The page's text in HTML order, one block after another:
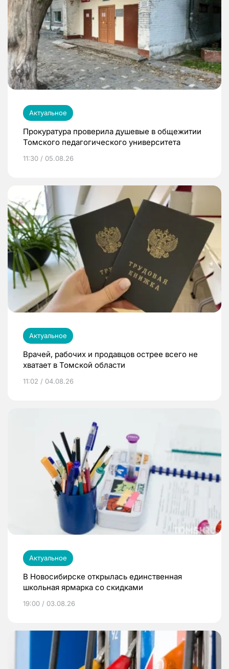
Актуальное
Прокуратура проверила душевые в общежитии
Томского педагогического университета
11:30 / 05.08.26
Актуальное
Врачей, рабочих и продавцов острее всего не
хватает в Томской области
11:02 / 04.08.26
Актуальное
В Новосибирске открылась единственная
школьная ярмарка со скидками
19:00 / 03.08.26